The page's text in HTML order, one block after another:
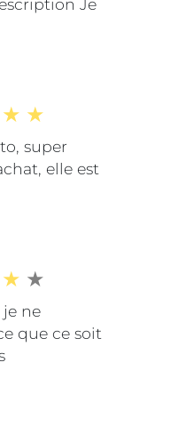
Je
super
elle est
ne
que ce soit